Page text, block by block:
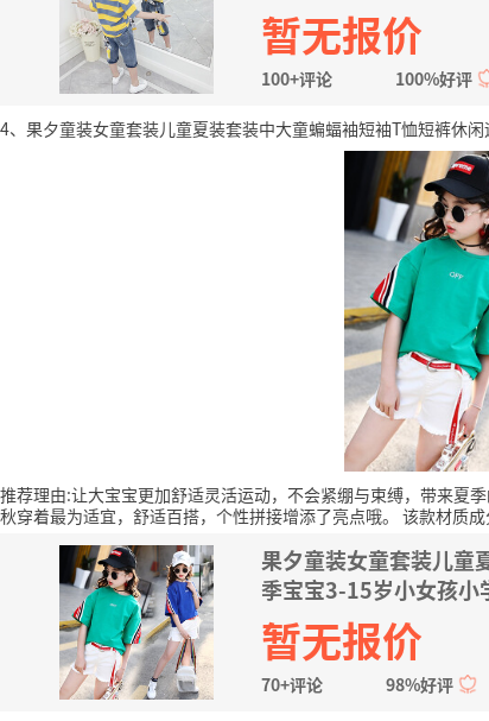
暂无报价
100+评论 100%好评
4、果夕童装女童套装儿童夏装套装中大童蝙蝠袖短袖T恤短裤休
推荐理由:让大宝宝更加舒适灵活运动，不会紧绷与束缚，带来夏
秋穿着最为适宜，舒适百搭，个性拼接增添了亮点哦。 该款材质成
果夕童装女童套装儿童
季宝宝3-15岁小女孩小
暂无报价
70+评论 98%好评